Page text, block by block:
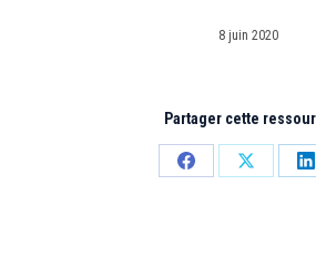
8 juin 2020
Partager cette
PartagerPartager